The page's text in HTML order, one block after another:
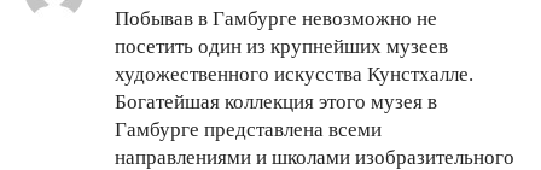
Побывав в Гамбурге невозможно не
посетить один из крупнейших музеев
художественного искусства Кунстхалле.
Богатейшая коллекция этого музея в
Гамбурге представлена всеми
направлениями и школами изобразительного